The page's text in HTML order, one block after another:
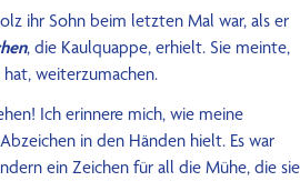
ihr Sohn beim letzten Mal war, als er
, die Kaulquappe, erhielt. Sie meinte,
weiterzumachen.
Ich erinnere mich, wie meine
in den Händen hielt. Es war
ein Zeichen für all die Mühe, die sie